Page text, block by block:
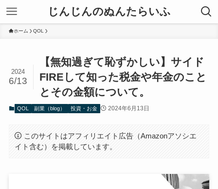
じんじんのぬんたらいふ
ホーム QOL
【無知過ぎて恥ずかしい】サイド
FIREして知った税金や年金のこと
とその金額について。
2024
6/13
QOL 副業（blog） 投資・お金 2024年6月13日
このサイトはアフィリエイト広告（Amazonアソシエ
イト含む）を掲載しています。